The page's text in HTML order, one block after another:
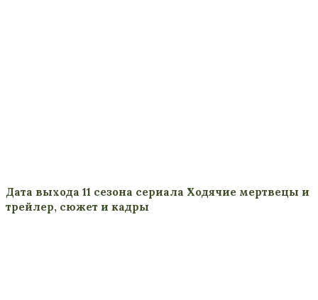
Дата выхода 11 сезона сериала Ходячие мертвецы и
трейлер, сюжет и кадры